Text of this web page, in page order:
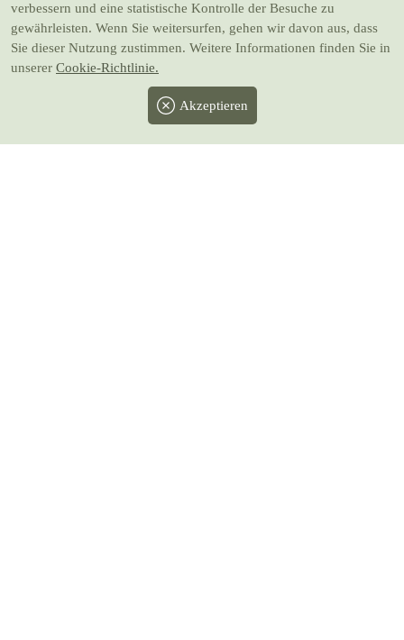
verbessern und eine statistische Kontrolle der Besuche zu
gewährleisten. Wenn Sie weitersurfen, gehen wir davon aus, dass
Sie dieser Nutzung zustimmen. Weitere Informationen finden Sie in
unserer Cookie-Richtlinie.
Akzeptieren